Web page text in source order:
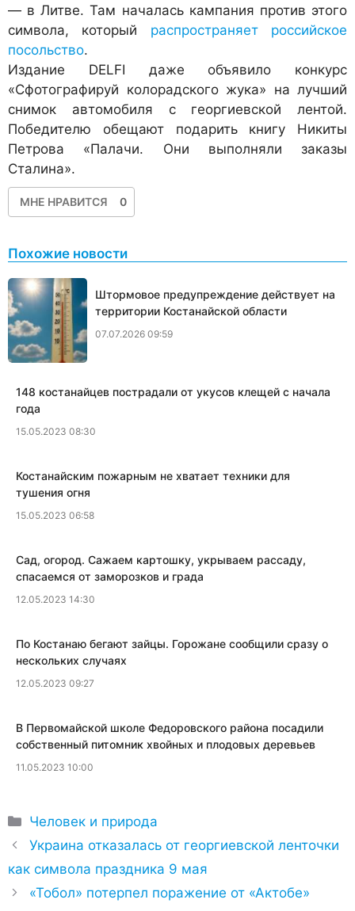
— в Литве. Там началась кампания против этого
символа, который распространяет российское
посольство.
Издание DELFI даже объявило конкурс
«Сфотографируй колорадского жука» на лучший
снимок автомобиля с георгиевской лентой.
Победителю обещают подарить книгу Никиты
Петрова «Палачи. Они выполняли заказы
Сталина».
МНЕ НРАВИТСЯ 0
Похожие новости
Штормовое предупреждение действует на
территории Костанайской области
07.07.2026 09:59
​148 костанайцев пострадали от укусов клещей с начала
года
15.05.2023 08:30
​Костанайским пожарным не хватает техники для
тушения огня
15.05.2023 06:58
Сад, огород. Сажаем картошку, укрываем рассаду,
спасаемся от заморозков и града
12.05.2023 14:30
​По Костанаю бегают зайцы. Горожане сообщили сразу о
нескольких случаях
12.05.2023 09:27
В Первомайской школе Федоровского района посадили
собственный питомник хвойных и плодовых деревьев
11.05.2023 10:00
Рубрики
Человек и природа
Украина отказалась от георгиевской ленточки
как символа праздника 9 мая
«Тобол» потерпел поражение от «Актобе»